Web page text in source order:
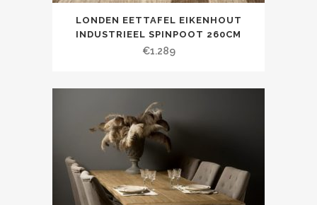
LONDEN EETTAFEL EIKENHOUT
INDUSTRIEEL SPINPOOT 260CM
€1.289